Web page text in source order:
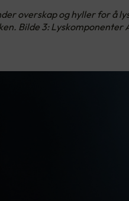
overskap og hyller for å
Bilde 3: Lyskomponenter